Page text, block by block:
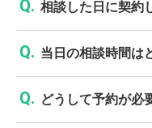
相談した日に契約
当日の相談時間は
どうして予約が必